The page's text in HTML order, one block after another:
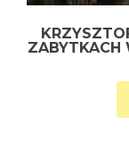
ZABYTKACH